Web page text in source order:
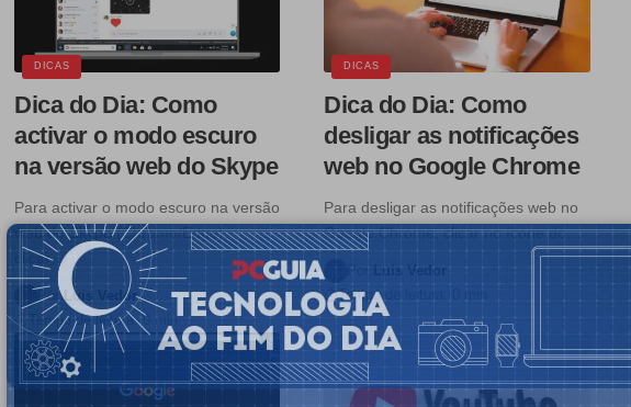
DICAS
Dica do Dia: Como
activar o modo escuro
na versão web do Skype
Para activar o modo escuro na versão
web do Skype (Chrome/Edge),
clicar…
Por:Luis Vedor
Tempo de leitura: 0 min
DICAS
Dica do Dia: Como
desligar as notificações
web no Google Chrome
Para desligar as notificações web no
Google Chrome, clicar no ícone do…
Por:
Luis Vedor
Tempo de leitura: 0 min